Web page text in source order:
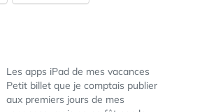
Les apps iPad de mes vacances
Petit billet que je comptais publier
aux premiers jours de mes